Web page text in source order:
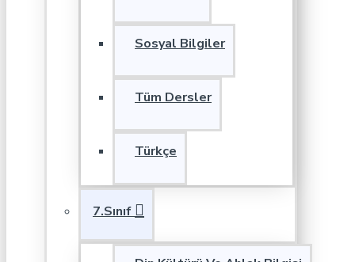
Sosyal Bilgiler
Tüm Dersler
Türkçe
7.Sınıf